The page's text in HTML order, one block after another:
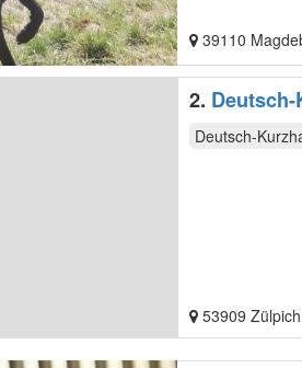
39110
2.
Deutsch-
53909 Zülpich